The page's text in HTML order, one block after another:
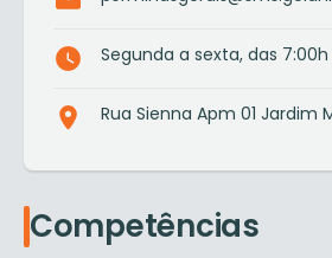
Segunda a sexta, das 7:00h
Rua Sienna Apm 01 Jardim
Competências